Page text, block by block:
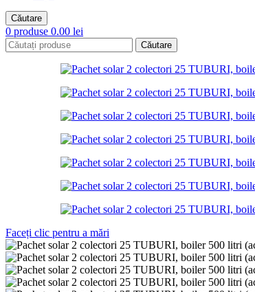
Căutare
0 produse 0.00 lei
Căutare
Faceți clic pentru a mări